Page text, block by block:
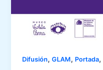
Difusión,GLAM, Portada,